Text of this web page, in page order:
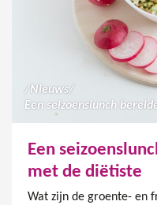
/Nieuws/
Een
met de diëtiste
Wat zijn de groente- en